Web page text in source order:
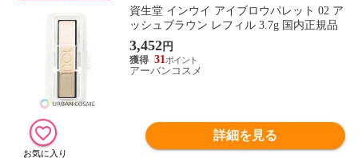
資生堂 インウイ アイブロウパレット 02 ア
ッシュブラウン レフィル 3.7g 国内正規品
3,452円
31
アーバンコスメ
詳細を見る